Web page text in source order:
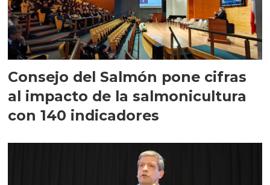
Consejo del Salmón pone cifras
al impacto de la salmonicultura
con 140 indicadores